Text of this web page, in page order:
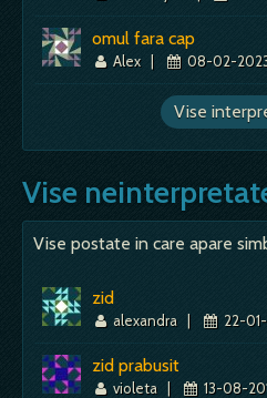
omul fara cap
Alex | 08-02-
Vise
Vise
Vise postate in care apare
zid
alexandra | 22-
zid prabusit
violeta | 13-08-